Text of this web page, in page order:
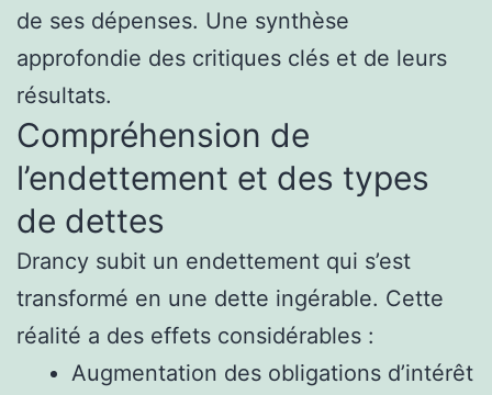
de ses dépenses. Une synthèse
approfondie des critiques clés et de leurs
résultats.
Compréhension de
l’endettement et des types
de dettes
Drancy subit un endettement qui s’est
transformé en une dette ingérable. Cette
réalité a des effets considérables :
Augmentation des obligations d’intérêt